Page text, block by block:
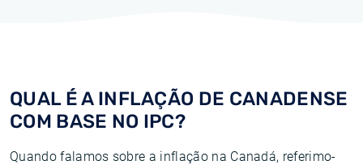
QUAL ​​É A INFLAÇÃO DE CANADENSE
COM BASE NO IPC?
Quando falamos sobre a inflação na Canadá, referimo-